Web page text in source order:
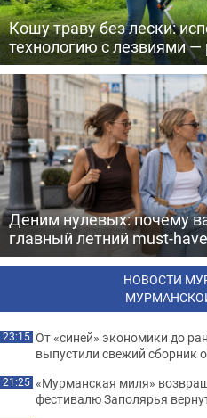
Кошу траву без лески:
технологию с лезвиями
Деним нулевых: почему
главный летний must-
НОВОСТИ
23:15 От «синей» экономики до
выпустили свежий сборник
21:25 «Мурманская миля»
фестивалю Заполярья